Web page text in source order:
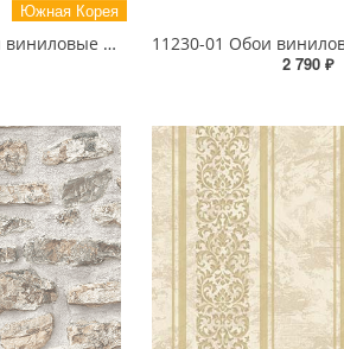
Южная Корея
81053-5 Timeless Обои виниловые на бумажной основе 1.06*15.5
2 790 ₽